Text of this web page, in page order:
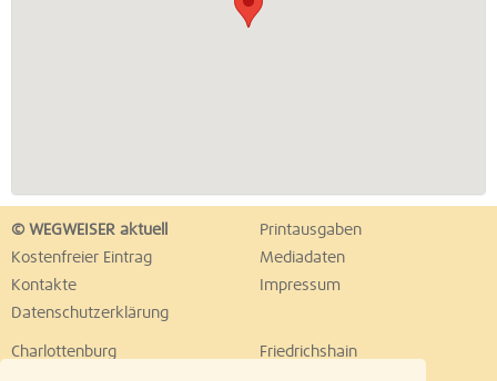
© WEGWEISER aktuell
Printausgaben
Kostenfreier Eintrag
Mediadaten
Kontakte
Impressum
Datenschutzerklärung
Charlottenburg
Friedrichshain